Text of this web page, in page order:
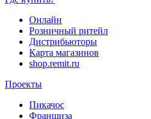
Онлайн
Розничный ритейл
Дистрибьюторы
Карта магазинов
shop.remit.ru
Проекты
Пикачос
Франшиза